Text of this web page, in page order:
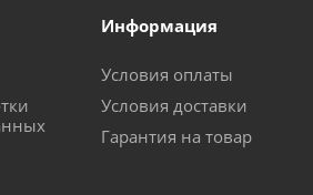
Информация
Условия оплаты
Условия доставки
Гарантия на товар